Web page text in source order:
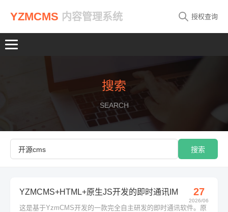
YZMCMS 内容管理系统 授权查询
搜索
SEARCH
搜索
27
2026/06
YZMCMS+HTML+原生JS开发的即时通讯IM
这是基于YzmCMS开发的一款完全自主研发的即时通讯软件。原